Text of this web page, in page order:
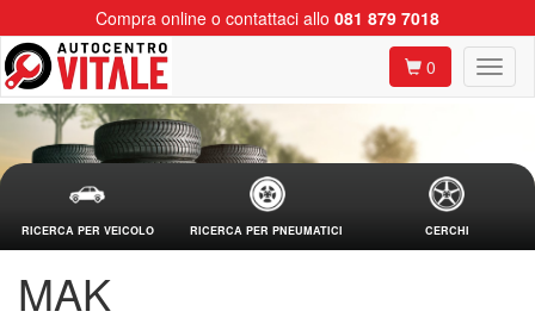
Compra online o contattaci allo 081 879 7018
0
RICERCA PER VEICOLO RICERCA PER PNEUMATICI CERCHI
MAK